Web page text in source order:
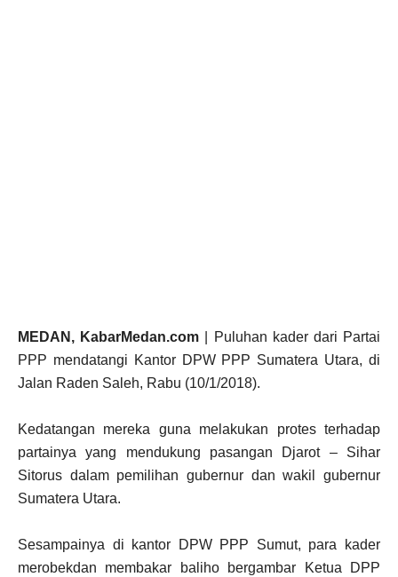
MEDAN, KabarMedan.com | Puluhan kader dari Partai
PPP mendatangi Kantor DPW PPP Sumatera Utara, di
Jalan Raden Saleh, Rabu (10/1/2018).
Kedatangan mereka guna melakukan protes terhadap
partainya yang mendukung pasangan Djarot – Sihar
Sitorus dalam pemilihan gubernur dan wakil gubernur
Sumatera Utara.
Sesampainya di kantor DPW PPP Sumut, para kader
merobekdan membakar baliho bergambar Ketua DPP